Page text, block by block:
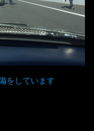
をしています